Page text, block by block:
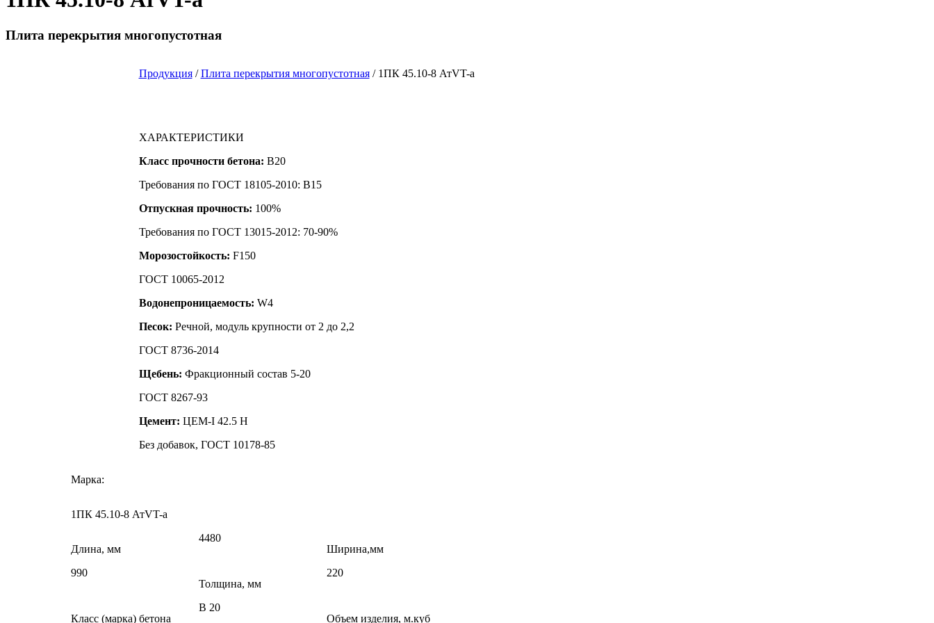
Плита перекрытия многопустотная
Продукция/Плита перекрытия многопустотная/ 1ПК 45.10-8 АтVT-a
ХАРАКТЕРИСТИКИ
Класс прочности бетона: B20
Требования по ГОСТ 18105-2010: B15
Отпускная прочность: 100%
Требования по ГОСТ 13015-2012: 70-90%
Морозостойкость: F150
ГОСТ 10065-2012
Водонепроницаемость: W4
Песок: Речной, модуль крупности от 2 до 2,2
ГОСТ 8736-2014
Щебень: Фракционный состав 5-20
ГОСТ 8267-93
Цемент: ЦЕМ-I 42.5 Н
Без добавок, ГОСТ 10178-85
Марка:
1ПК 45.10-8 АтVT-a
Длина, мм
4480
Ширина,мм
990
Толщина, мм
220
Класс (марка) бетона
В 20
Объем изделия, м.куб